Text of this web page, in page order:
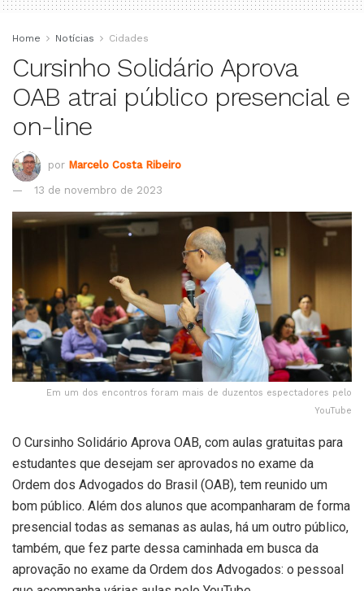
Home Notícias Cidades
Cursinho Solidário Aprova
OAB atrai público presencial e
on-line
por Marcelo Costa Ribeiro
13 de novembro de 2023
Em um dos encontros foram mais de duzentos espectadores pelo
YouTube
O Cursinho Solidário Aprova OAB, com aulas gratuitas para
estudantes que desejam ser aprovados no exame da
Ordem dos Advogados do Brasil (OAB), tem reunido um
bom público. Além dos alunos que acompanharam de forma
presencial todas as semanas as aulas, há um outro público,
também, que fez parte dessa caminhada em busca da
aprovação no exame da Ordem dos Advogados: o pessoal